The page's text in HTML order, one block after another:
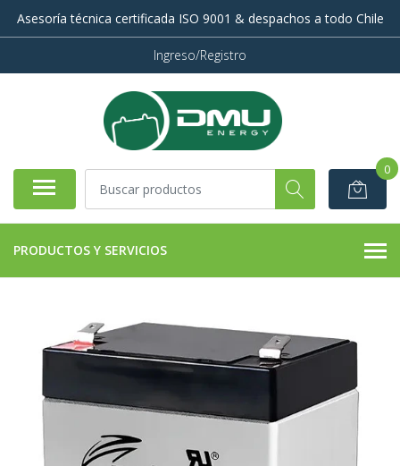
Asesoría técnica certificada ISO 9001 & despachos a todo Chile
Ingreso/Registro
0
PRODUCTOS Y SERVICIOS